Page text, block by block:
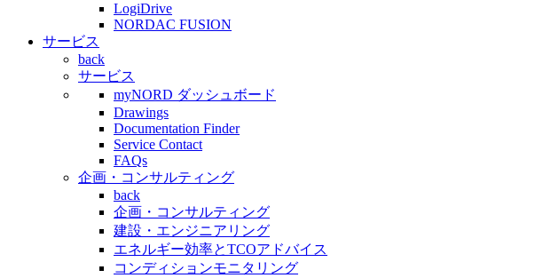
LogiDrive
NORDAC FUSION
サービス
back
サービス
myNORD ダッシュボード
Drawings
Documentation Finder
Service Contact
FAQs
企画・コンサルティング
back
企画・コンサルティング
建設・エンジニアリング
エネルギー効率とTCOアドバイス
コンディションモニタリング